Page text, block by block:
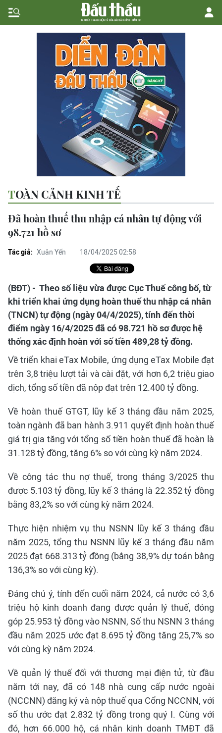
TOÀN CẢNH KINH TẾ
Đã hoàn thuế thu nhập cá nhân tự động với
98.721 hồ sơ
Tác giả: Xuân Yến 18/04/2025 02:58
(BĐT) - Theo số liệu vừa được Cục Thuế công bố, từ
khi triển khai ứng dụng hoàn thuế thu nhập cá nhân
(TNCN) tự động (ngày 04/4/2025), tính đến thời
điểm ngày 16/4/2025 đã có 98.721 hồ sơ được hệ
thống xác định hoàn với số tiền 489,28 tỷ đồng.
Về triển khai eTax Mobile, ứng dụng eTax Mobile đạt
trên 3,8 triệu lượt tải và cài đặt, với hơn 6,2 triệu giao
dịch, tổng số tiền đã nộp đạt trên 12.400 tỷ đồng.
Về hoàn thuế GTGT, lũy kế 3 tháng đầu năm 2025,
toàn ngành đã ban hành 3.911 quyết định hoàn thuế
giá trị gia tăng với tổng số tiền hoàn thuế đã hoàn là
31.128 tỷ đồng, tăng 6% so với cùng kỳ năm 2024.
Về công tác thu nợ thuế, trong tháng 3/2025 thu
được 5.103 tỷ đồng, lũy kế 3 tháng là 22.352 tỷ đồng
bằng 83,2% so với cùng kỳ năm 2024.
Thực hiện nhiệm vụ thu NSNN lũy kế 3 tháng đầu
năm 2025, tổng thu NSNN lũy kế 3 tháng đầu năm
2025 đạt 668.313 tỷ đồng (bằng 38,9% dự toán bằng
136,3% so với cùng kỳ).
Đáng chú ý, tính đến cuối năm 2024, cả nước có 3,6
triệu hộ kinh doanh đang được quản lý thuế, đóng
góp 25.953 tỷ đồng vào NSNN, Số thu NSNN 3 tháng
đầu năm 2025 ước đạt 8.695 tỷ đồng tăng 25,7% so
với cùng kỳ năm 2024.
Về quản lý thuế đối với thương mại điện tử, từ đầu
năm tới nay, đã có 148 nhà cung cấp nước ngoài
(NCCNN) đăng ký và nộp thuế qua Cổng NCCNN, với
số thu ước đạt 2.832 tỷ đồng trong quý I. Cùng với
đó, hơn 66.000 hộ, cá nhân kinh doanh TMĐT đã